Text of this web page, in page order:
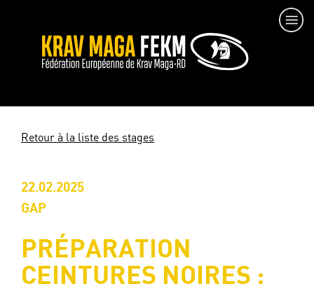
Retour à la liste des stages
22.02.2025
GAP
PRÉPARATION
CEINTURES NOIRES :